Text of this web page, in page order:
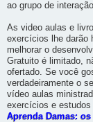
ao grupo de
As video aulas e
exercícios lhe darão
melhorar o
Gratuito é limitado,
ofertado. Se você
verdadeiramente o
vídeo aulas
exercícios e
Aprenda Damas: